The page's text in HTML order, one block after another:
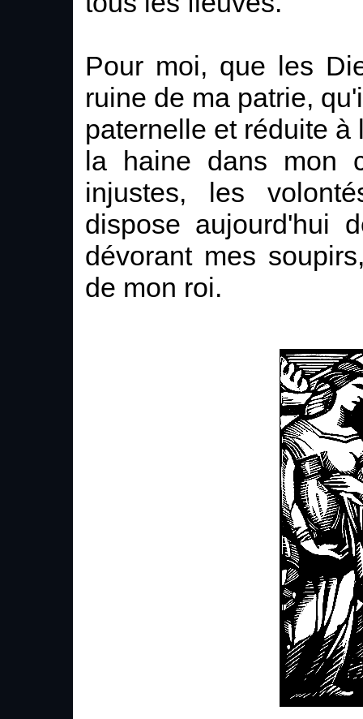
Pour moi, que les
ruine de ma patrie,
paternelle et réduite
la haine dans mon
injustes, les
dispose aujourd'hui
dévorant mes
de mon roi.